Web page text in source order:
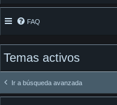
FAQ
Temas activos
Ir a búsqueda avanzada